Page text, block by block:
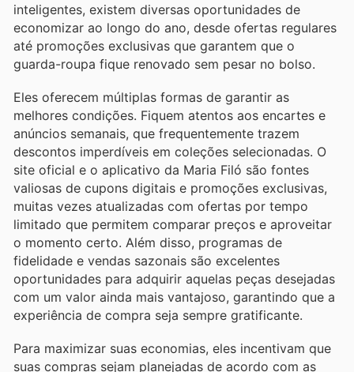
inteligentes, existem diversas oportunidades de
economizar ao longo do ano, desde ofertas regulares
até promoções exclusivas que garantem que o
guarda-roupa fique renovado sem pesar no bolso.
Eles oferecem múltiplas formas de garantir as
melhores condições. Fiquem atentos aos encartes e
anúncios semanais, que frequentemente trazem
descontos imperdíveis em coleções selecionadas. O
site oficial e o aplicativo da Maria Filó são fontes
valiosas de cupons digitais e promoções exclusivas,
muitas vezes atualizadas com ofertas por tempo
limitado que permitem comparar preços e aproveitar
o momento certo. Além disso, programas de
fidelidade e vendas sazonais são excelentes
oportunidades para adquirir aquelas peças desejadas
com um valor ainda mais vantajoso, garantindo que a
experiência de compra seja sempre gratificante.
Para maximizar suas economias, eles incentivam que
suas compras sejam planejadas de acordo com as